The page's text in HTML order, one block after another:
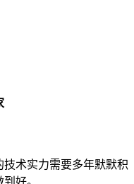
术实力需要多年默默积
好。